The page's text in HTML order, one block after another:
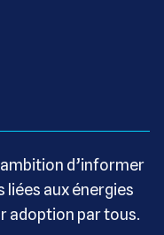
d’informer
liées aux énergies
adoption par tous.